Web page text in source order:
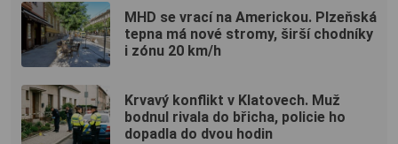
MHD se vrací na Americkou. Plzeňská
tepna má nové stromy, širší chodníky
i zónu 20 km/h
Krvavý konflikt v Klatovech. Muž
bodnul rivala do břicha, policie ho
dopadla do dvou hodin